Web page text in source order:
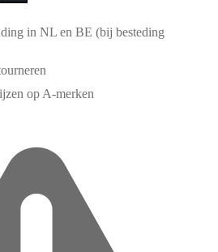
in NL en BE (bij besteding
op A-merken